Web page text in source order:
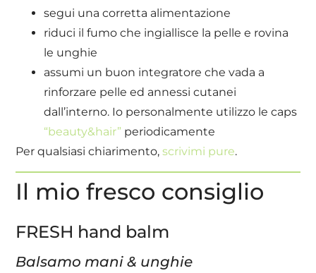
segui una corretta alimentazione
riduci il fumo che ingiallisce la pelle e rovina
le unghie
assumi un buon integratore che vada a
rinforzare pelle ed annessi cutanei
dall’interno. Io personalmente utilizzo le caps
“beauty&hair” periodicamente
Per qualsiasi chiarimento,scrivimi pure.
Il mio fresco consiglio
FRESH hand balm
Balsamo mani & unghie